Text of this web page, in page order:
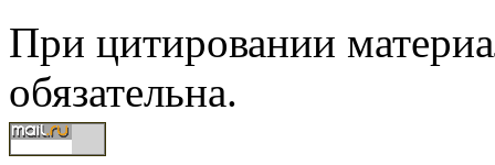
При цитировании
обязательна.